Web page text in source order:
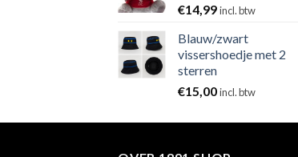
€14,99incl. btw
Blauw/zwart
vissershoedje met 2
sterren
€15,00incl. btw